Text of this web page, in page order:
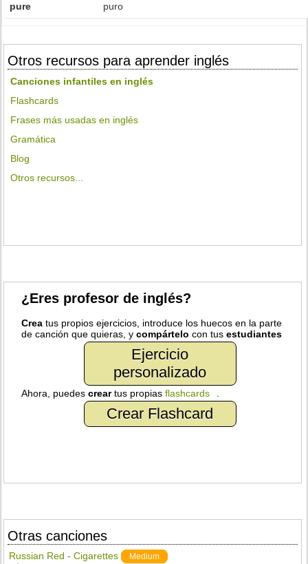
pure puro
Otros recursos para aprender inglés
Canciones infantiles en inglés
Flashcards
Frases más usadas en inglés
Gramática
Blog
Otros recursos...
¿Eres profesor de inglés?
Crea tus propios ejercicios, introduce los huecos en la parte
de canción que quieras, ycompártelo con tusestudiantes
Ejercicio
personalizado
Ahora, puedescreartus propiasflashcards
Crear Flashcard
Otras canciones
Russian Red - Cigarettes Medium